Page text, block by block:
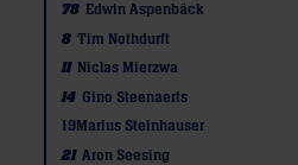
78 Edwin Aspenbäck
8 Tim Nothdurft
11 Niclas Mierzwa
14 Gino Steenaerts
19Marius Steinhauser
21 Aron Seesing